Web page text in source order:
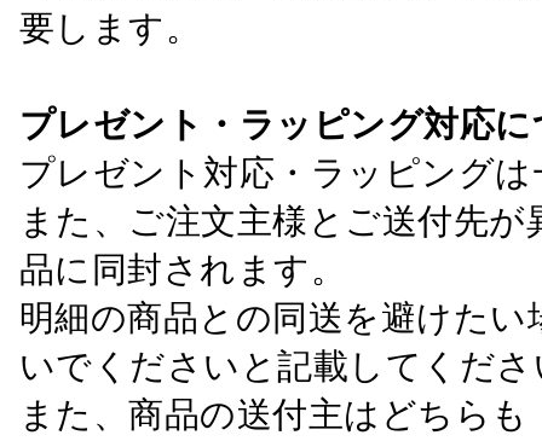
要します。
プレゼント・ラッピング対応
プレゼント対応・ラッピング
また、ご注文主様とご送付先
品に同封されます。
明細の商品との同送を避けた
いでくださいと記載してくださ
また、商品の送付主はどちら